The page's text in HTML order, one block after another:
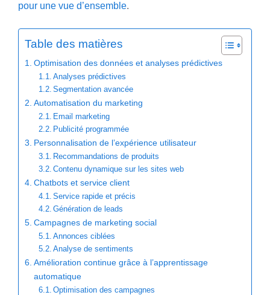
pour une vue d’ensemble.
Table des matières
Optimisation des données et analyses prédictives
Analyses prédictives
Segmentation avancée
Automatisation du marketing
Email marketing
Publicité programmée
Personnalisation de l’expérience utilisateur
Recommandations de produits
Contenu dynamique sur les sites web
Chatbots et service client
Service rapide et précis
Génération de leads
Campagnes de marketing social
Annonces ciblées
Analyse de sentiments
Amélioration continue grâce à l’apprentissage
automatique
Optimisation des campagnes